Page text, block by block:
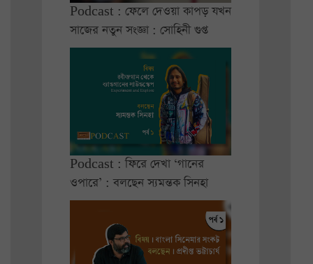
Podcast : ফেলে দেওয়া কাপড় যখন
সাজের নতুন সংজ্ঞা : সোহিনী গুপ্ত
Podcast : ফিরে দেখা ‘গানের
ওপারে’ : বলছেন স্যমন্তক সিনহা